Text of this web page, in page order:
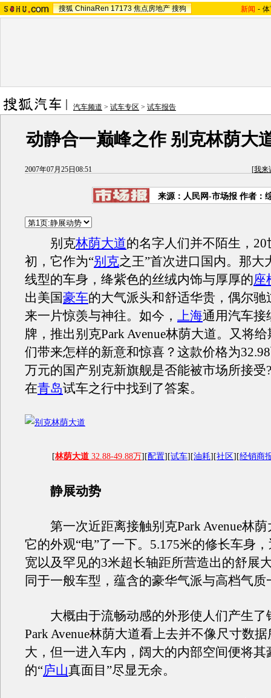
搜狐 ChinaRen 17173 焦点房地产 搜狗 新闻 -
汽车频道 > 试车专区 > 试车报告
动静合一巅峰之作 别克林荫大
2007年07月25日08:51 [我来
来源：人民网-市场报 作者：
别克林荫大道的名字人们并不陌生，20
初，它作为“别克之王”首次进口国内。那大
线型的车身，绛紫色的丝绒内饰与厚厚的座
出美国豪车的大气派头和舒适华贵，偶尔驰
来一片惊羡与神往。如今， 上海通用汽车接
牌，推出别克Park Avenue林荫大道。又将
们带来怎样的新意和惊喜？这款价格为
万元的国产别克新旗舰是否能被市场所接受
在青岛试车之行中找到了答案。
[林荫大道 32.88-49.88万][配置][试车][油耗][社区][经销商
静展动势
第一次近距离接触别克Park Avenue林荫
它的外观“电”了一下。5.175米的修长车身
宽以及罕见的3米超长轴距所营造出的舒展
同于一般车型，蕴含的豪华气派与高档气质
大概由于流畅动感的外形使人们产生了
Park Avenue林荫大道看上去并不像尺寸数
大，但一进入车内，阔大的内部空间便将其
的“庐山真面目”尽显无余。